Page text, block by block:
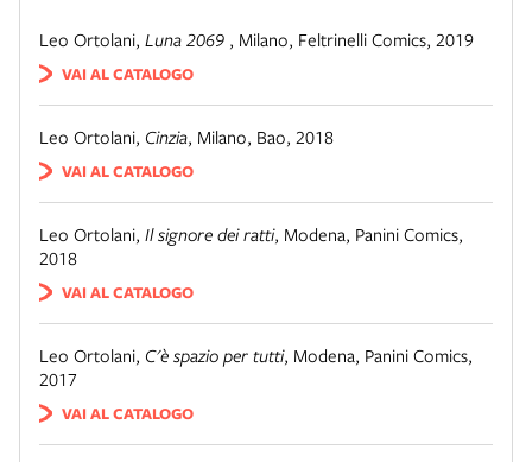
Leo Ortolani, Luna 2069 , Milano, Feltrinelli Comics, 2019
VAI AL CATALOGO
Leo Ortolani, Cinzia, Milano, Bao, 2018
VAI AL CATALOGO
Leo Ortolani, Il signore dei ratti, Modena, Panini Comics,
2018
VAI AL CATALOGO
Leo Ortolani, C'è spazio per tutti, Modena, Panini Comics,
2017
VAI AL CATALOGO